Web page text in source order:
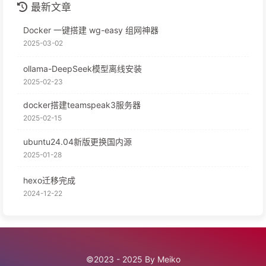
最新文章
Docker 一键搭建 wg-easy 组网神器
2025-03-02
ollama-DeepSeek模型离线安装
2025-02-23
docker搭建teamspeak3服务器
2025-02-15
ubuntu24.04新版更换国内源
2025-01-28
hexo迁移完成
2024-12-22
©2023 - 2025 By Meiko